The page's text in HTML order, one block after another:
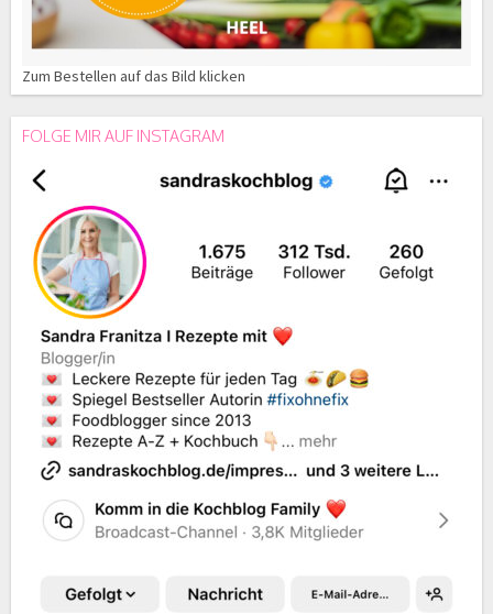
Zum Bestellen auf das Bild klicken
FOLGE MIR AUF INSTAGRAM